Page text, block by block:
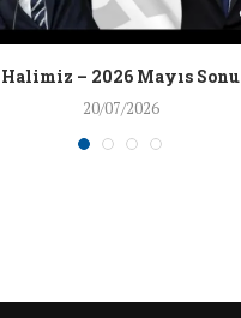
Halimiz – 2026 Mayıs Sonu
20/07/2026